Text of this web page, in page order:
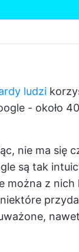
ludzi
- około
nie ma się
są tak
można z nich
niektóre